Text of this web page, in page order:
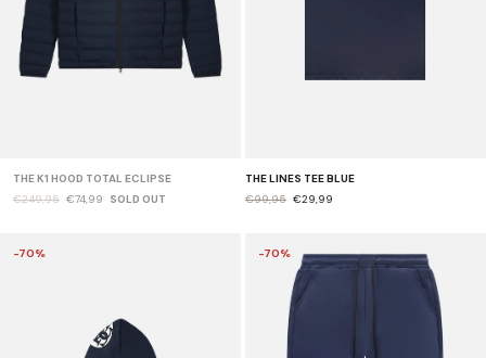
THE K1 HOOD TOTAL ECLIPSE
€249,95 €74,99 SOLD OUT
THE LINES TEE BLUE
€99,95 €29,99
-70% -70%